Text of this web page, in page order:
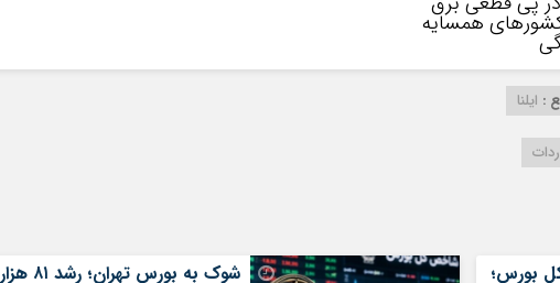
: ایلنا
بورس؛ شوک به بورس تهران؛ رشد ۸۱ هزار